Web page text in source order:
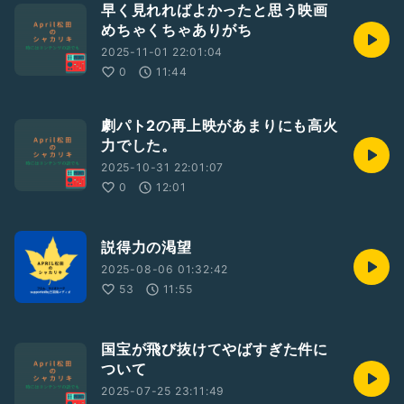
早く見れればよかったと思う映画
めちゃくちゃありがち
2025-11-01 22:01:04
0
11:44
劇パト2の再上映があまりにも高火
力でした。
2025-10-31 22:01:07
0
12:01
説得力の渇望
2025-08-06 01:32:42
53
11:55
国宝が飛び抜けてやばすぎた件に
ついて
2025-07-25 23:11:49